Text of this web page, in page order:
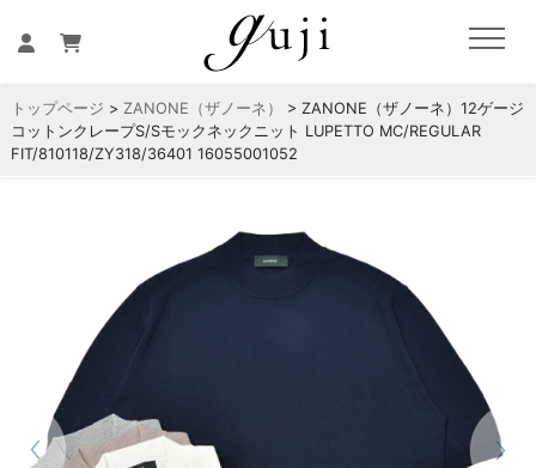
トップページ > ZANONE（ザノーネ）
> ZANONE（ザノーネ）12ゲージ
コットンクレープS/Sモックネックニット LUPETTO MC/REGULAR
FIT/810118/ZY318/36401 16055001052